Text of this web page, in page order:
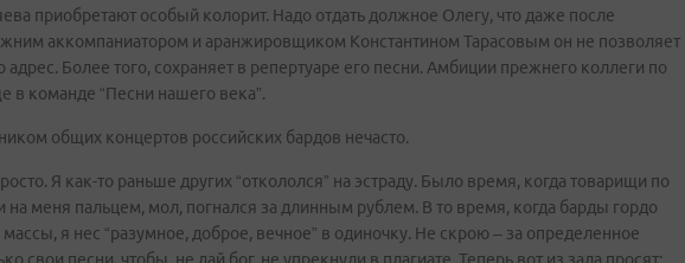
приобретают особый колорит. Надо отдать должное Олегу, что даже после
аккомпаниатором и аранжировщиком Константином Тарасовым он не позволяет
адрес. Более того, сохраняет в репертуаре его песни. Амбиции прежнего коллеги по
в команде “Песни нашего века”.
общих концертов российских бардов нечасто.
Я как-то раньше других “откололся” на эстраду. Было время, когда товарищи по
на меня пальцем, мол, погнался за длинным рублем. В то время, когда барды гордо
я нес “разумное, доброе, вечное” в одиночку. Не скрою – за определенное